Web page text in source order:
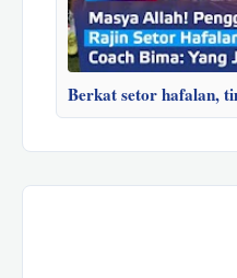
Berkat setor hafalan,